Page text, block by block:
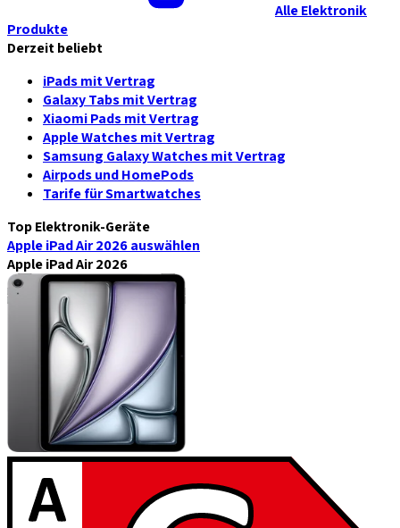
Alle Elektronik
Produkte
Derzeit beliebt
iPads mit Vertrag
Galaxy Tabs mit Vertrag
Xiaomi Pads mit Vertrag
Apple Watches mit Vertrag
Samsung Galaxy Watches mit Vertrag
Airpods und HomePods
Tarife für Smartwatches
Top Elektronik-Geräte
Apple iPad Air 2026auswählen
Apple iPad Air 2026